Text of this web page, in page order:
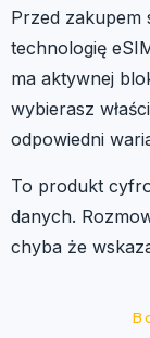
Przed zakupem
technologię
ma aktywnej
wybierasz
odpowiedni
To produkt
danych.
chyba że